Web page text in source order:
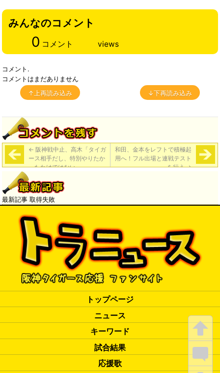
みんなのコメント
0 コメント views
コメント.
コメントはまだありません
↑上再読み込み
↓下再読み込み
← 阪神戦中止、高木「タイガ
ース相手だし、特別やりたか
ったわけではない」
和田、金本をレフトで積極起
用へ！フル出場と連戦テスト
を行う→
最新記事 取得失敗
トップページ
ニュース
キーワード
試合結果
応援歌